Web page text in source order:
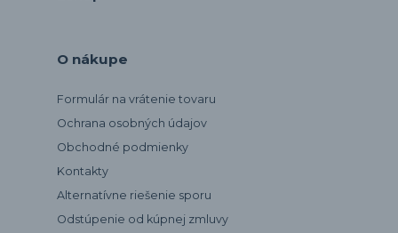
O nákupe
Formulár na vrátenie tovaru
Ochrana osobných údajov
Obchodné podmienky
Kontakty
Alternatívne riešenie sporu
Odstúpenie od kúpnej zmluvy